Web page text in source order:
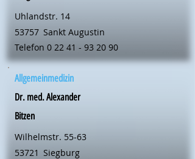
Uhlandstr. 14
53757 Sankt Augustin
Telefon 0 22 41 - 93 20 90
Allgemeinmedizin
Dr. med. Alexander
Bitzen
Wilhelmstr. 55-63
53721 Siegburg